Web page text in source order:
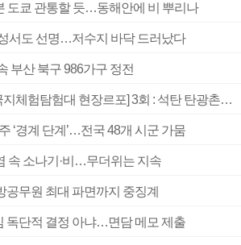
도쿄 관통할 듯…동해안에 비 뿌리나
서도 선명…저수지 바닥 드러났다
부산 북구 986가구 정전
[2026 부산청소년극지체험탐험대 현장르포] 3회 : 석탄 탄광촌에서 북극 연구의 중심지로
‘경계 단계’…전국 48개 시군 가뭄
속 소나기·비…무더위는 지속
공무원 최대 파면까지 중징계
독단적 결정 아냐…면담 메모 제출